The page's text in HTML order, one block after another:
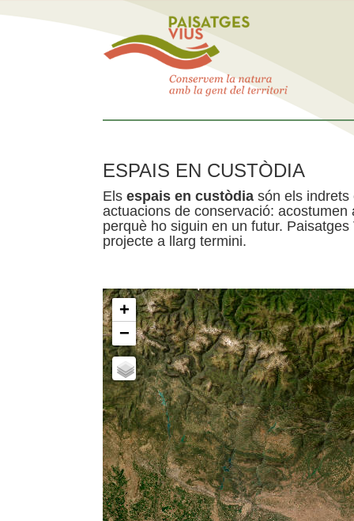
ESPAIS EN CUSTÒDIA
Els espais en custòdia són els indrets
actuacions de conservació:
perquè ho siguin en un futur.
projecte a llarg termini.
+
−